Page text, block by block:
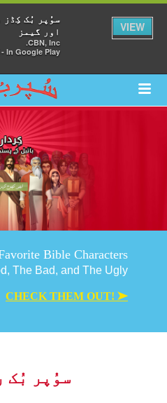
سوُپر بُک کِڈز
اور گیمز
CBN, Inc.
- In Google Play
VIEW
Bible Characters
The Bad, and The Ugly
CHECK THEM OUT! ➤
سوُپر بُک